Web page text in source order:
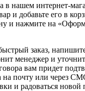
в нашем интернет-
и добавьте его в
и нажмите на
заказ,
менеджер и уточнит
вам придет
на почту или через
и радоваться новой